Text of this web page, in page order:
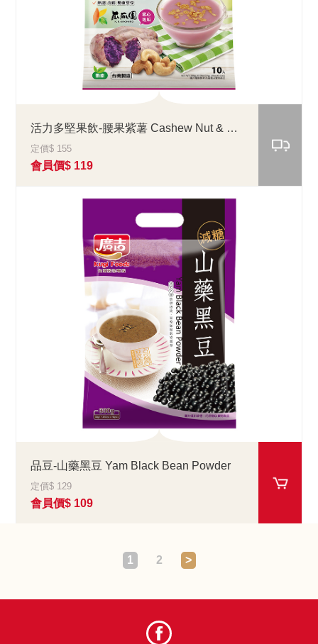
活力多堅果飲-腰果紫薯 Cashew Nut & Purple Sweet Potato
定價$ 155
會員價$ 119
品豆-山藥黑豆 Yam Black Bean Powder
定價$ 129
會員價$ 109
1 2 >